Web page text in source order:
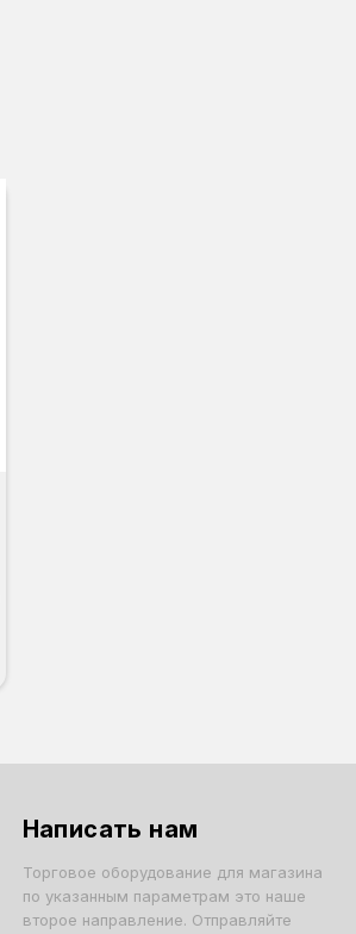
Написать нам
Торговое оборудование для магазина
по указанным параметрам это наше
второе направление. Отправляйте